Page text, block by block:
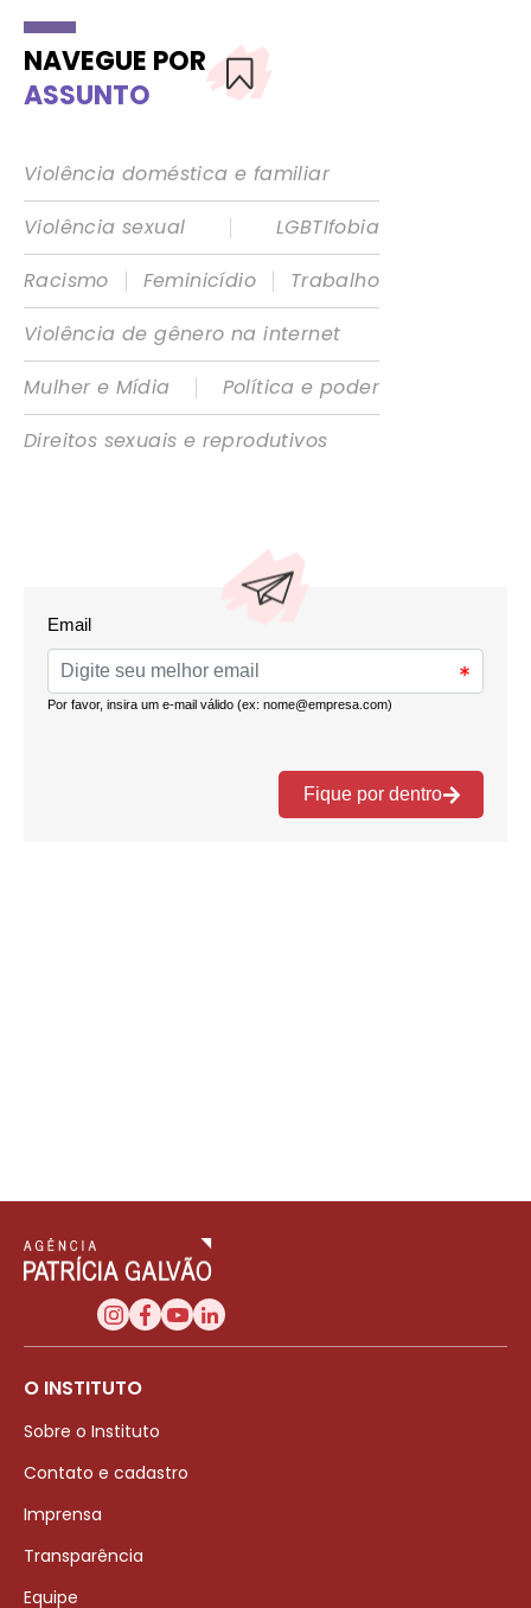
NAVEGUE POR
ASSUNTO
Violência doméstica e familiar
Violência sexual
|
LGBTIfobia
Racismo
| Feminicídio |
Trabalho
Violência de gênero na internet
Mulher e Mídia
|
Política e poder
Direitos sexuais e reprodutivos
O INSTITUTO
Sobre o Instituto
Contato e cadastro
Imprensa
Transparência
Equipe